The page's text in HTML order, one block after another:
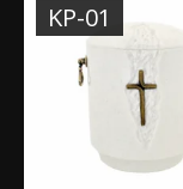
KP-01